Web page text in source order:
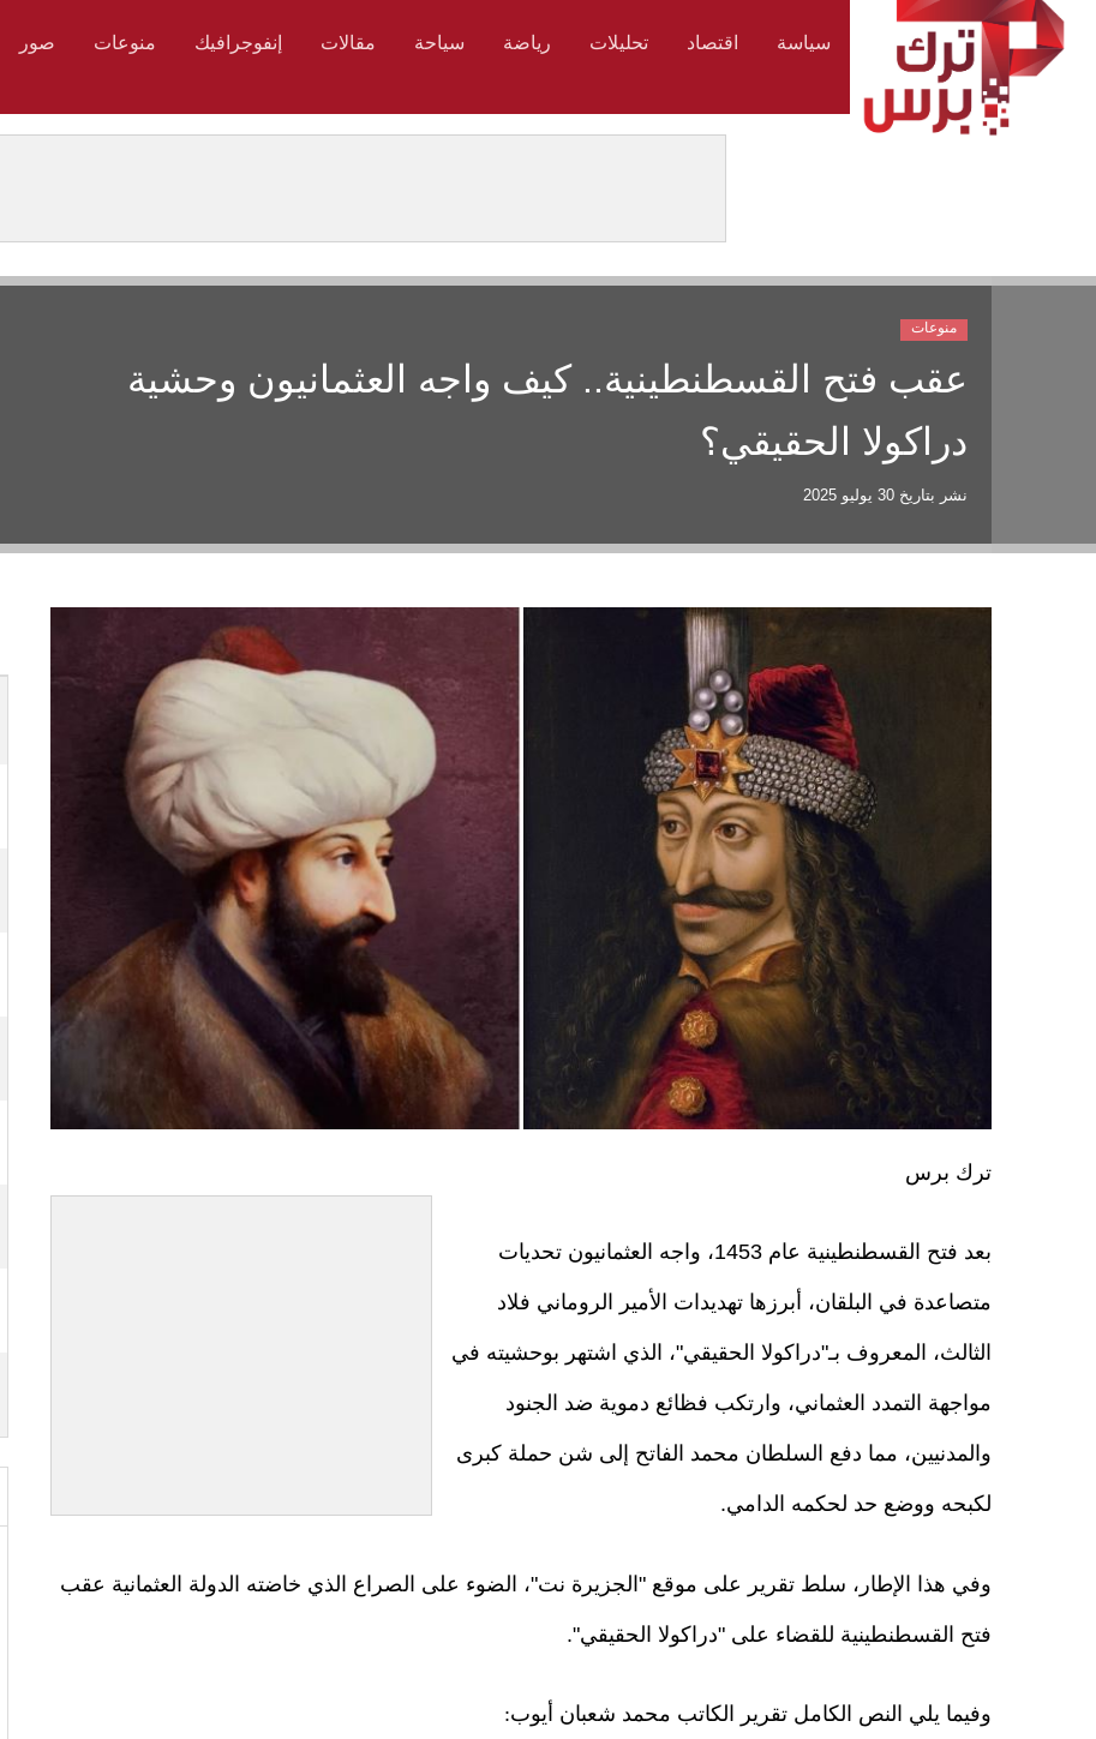
سياسة اقتصاد تحليلات رياضة سياحة مقالات إنفوجرافيك منوعات صور
عقب فتح القسطنطينية.. كيف واجه العثمانيون وحشية
دراكولا الحقيقي؟
نشر بتاريخ 30 يوليو 2025
منوعات
ترك برس
بعد فتح القسطنطينية عام 1453، واجه العثمانيون تحديات
متصاعدة في البلقان، أبرزها تهديدات الأمير الروماني فلاد
الثالث، المعروف بـ"دراكولا الحقيقي"، الذي اشتهر بوحشيته في
مواجهة التمدد العثماني، وارتكب فظائع دموية ضد الجنود
والمدنيين، مما دفع السلطان محمد الفاتح إلى شن حملة كبرى
لكبحه ووضع حد لحكمه الدامي.
وفي هذا الإطار، سلط تقرير على موقع "الجزيرة نت"، الضوء على الصراع الذي خاضته الدولة العثمانية عقب
فتح القسطنطينية للقضاء على "دراكولا الحقيقي".
وفيما يلي النص الكامل تقرير الكاتب محمد شعبان أيوب: